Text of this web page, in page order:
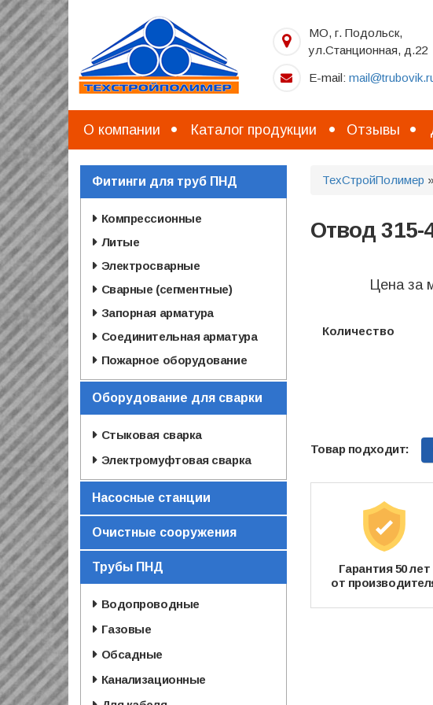
Перейти
к
основному
содержанию
МО, г. Подольск,
ул.Станционная, д.22
E-mail:
О компании Каталог продукции Отзывы
Фитинги для труб ПНД
Компрессионные
Литые
Электросварные
Сварные (сегментные)
Запорная арматура
Соединительная арматура
Пожарное оборудование
Оборудование для сварки
Стыковая сварка
Электромуфтовая сварка
Насосные станции
Очистные сооружения
Трубы ПНД
Водопроводные
Газовые
Обсадные
Канализационные
ТехСтройПолимер
Отвод 315-
Цена за
Количество
Гарантия 50 лет
от